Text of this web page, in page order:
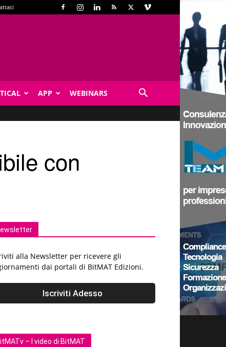
APP WEBINARS
con
alla Newsletter per ricevere gli
dai portali di BitMAT Edizioni.
– I video di BitMAT